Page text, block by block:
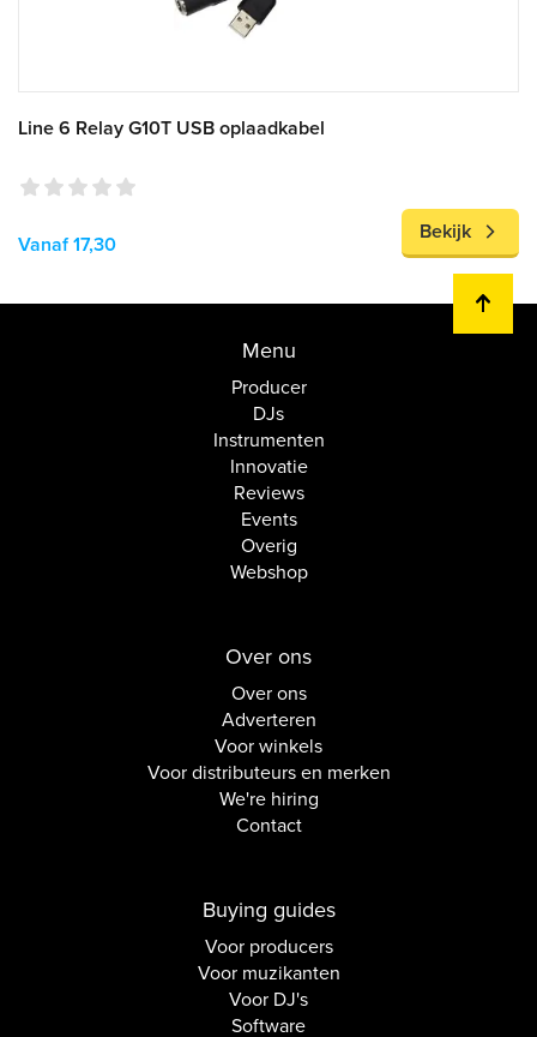
Line 6 Relay G10T USB oplaadkabel
Vanaf 17,30
Bekijk
Menu
Producer
DJs
Instrumenten
Innovatie
Reviews
Events
Overig
Webshop
Over ons
Over ons
Adverteren
Voor winkels
Voor distributeurs en merken
We're hiring
Contact
Buying guides
Voor producers
Voor muzikanten
Voor DJ's
Software